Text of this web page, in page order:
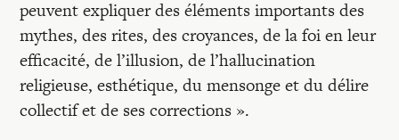
peuvent expliquer des éléments importants des
mythes, des rites, des croyances, de la foi en leur
efficacité, de l’illusion, de l’hallucination
religieuse, esthétique, du mensonge et du délire
collectif et de ses corrections ».